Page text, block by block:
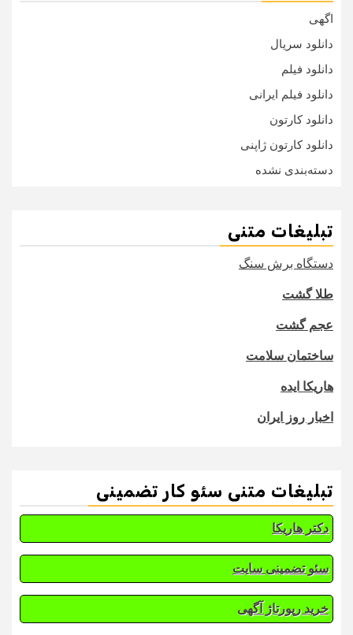
اگهی
دانلود سریال
دانلود فیلم
دانلود فیلم ایرانی
دانلود کارتون
دانلود کارتون ژاپنی
دسته‌بندی نشده
تبلیغات متنی
دستگاه برش سنگ
طلا گشت
عجم گشت
ساختمان سلامت
هاریکا ایده
اخبار روز ایران
تبلیغات متنی سئو کار تضمینی
دکتر هاریکا
سئو تضمینی سایت
خرید رپورتاژ آگهی